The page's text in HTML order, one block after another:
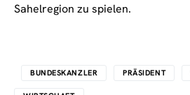
Sahelregion zu spielen.
BUNDESKANZLER PRÄSIDENT